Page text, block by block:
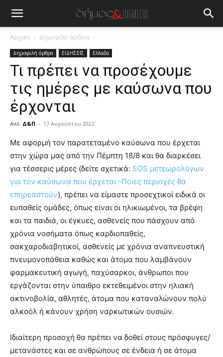
Αρχική Δημοφιλή άρθρα
Δημοφιλή άρθρα ΕΙΔΗΣΕΙΣ Ελλαδα
Τι πρέπει να προσέχουμε
τις ημέρες με καύσωνα που
έρχονται
Από Δ&Π - 17 Αυγούστου 2022
blonde
lesbians
very
hot
cam
show.desi
xxx
lyons
teaches
you
the
of
pain.
pornhun
hd
Με αφορμή τoν παρατεταμένο καύσωνα που έρχεται
στην χώρα μας από την Πέμπτη 18/8 και θα διαρκέσει
για τέσσερις μέρες (δείτε σχετικά: SOS μετεωρολόγων
για τον καύσωνα που έρχεται -Ποιες περιοχές θα
επηρεαστούν), πρέπει να είμαστε προσεχτικοί ειδικά οι
ευπαθείς ομάδες, όπως είναι οι ηλικιωμένοι, τα βρέφη
και τα παιδιά, οι έγκυες, ασθενείς που πάσχουν από
χρόνια νοσήματα όπως καρδιοπαθείς,
σακχαροδιαβητικοί, ασθενείς με χρόνια αναπνευστική
πνευμονοπάθεια καθώς και άτομα που λαμβάνουν
φαρμακευτική αγωγή, παχύσαρκοι, άνθρωποι που
εργάζονται στην ύπαιθρο εκτεθειμένοι στην ηλιακή
ακτινοβολία, αθλητές, άτομα που καταναλώνουν πολύ
αλκοόλ ή κάνουν χρήση ναρκωτικών ουσιών.
Ιδιαίτερη προσοχή θα πρέπει να δοθεί στους πρόσφυγες/
μετανάστες και σε ανθρώπους σε ένδεια ή σε άτομα